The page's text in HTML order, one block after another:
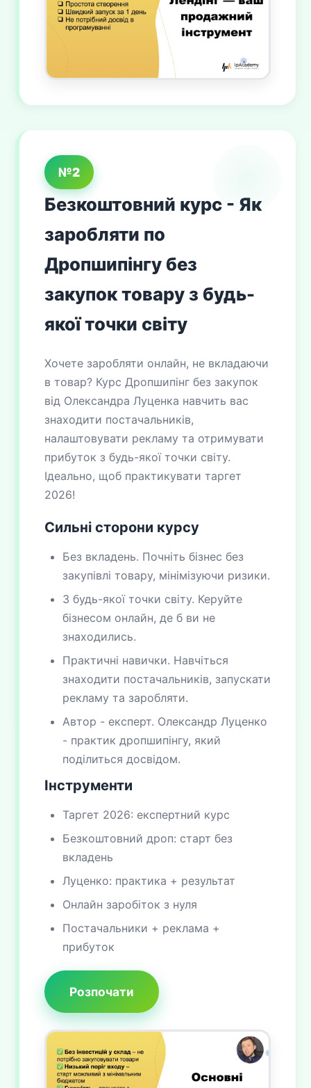
№2
Безкоштовний курс - Як
заробляти по
Дропшипінгу без
закупок товару з будь-
якої точки світу
Хочете заробляти онлайн, не вкладаючи
в товар? Курс Дропшипінг без закупок
від Олександра Луценка навчить вас
знаходити постачальників,
налаштовувати рекламу та отримувати
прибуток з будь-якої точки світу.
Ідеально, щоб практикувати таргет
2026!
Сильні сторони курсу
Без вкладень. Почніть бізнес без
закупівлі товару, мінімізуючи ризики.
З будь-якої точки світу. Керуйте
бізнесом онлайн, де б ви не
знаходились.
Практичні навички. Навчіться
знаходити постачальників, запускати
рекламу та заробляти.
Автор - експерт. Олександр Луценко
- практик дропшипінгу, який
поділиться досвідом.
Інструменти
Таргет 2026: експертний курс
Безкоштовний дроп: старт без
вкладень
Луценко: практика + результат
Онлайн заробіток з нуля
Постачальники + реклама +
прибуток
Розпочати